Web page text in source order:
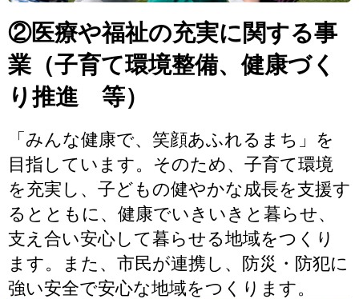
②医療や福祉の充実に関する事
業（子育て環境整備、健康づく
り推進 等）
「みんな健康で、笑顔あふれるまち」を
目指しています。そのため、子育て環境
を充実し、子どもの健やかな成長を支援す
るとともに、健康でいきいきと暮らせ、
支え合い安心して暮らせる地域をつくり
ます。また、市民が連携し、防災・防犯に
強い安全で安心な地域をつくります。